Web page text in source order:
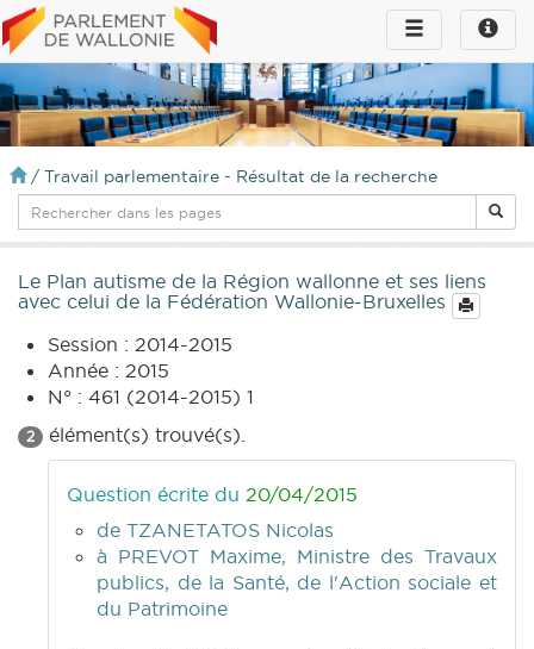
Toggle
infos
Toggle
navigation
/ Travail parlementaire - Résultat de la recherche
Le Plan autisme de la Région wallonne et ses liens
avec celui de la Fédération Wallonie-Bruxelles
Session : 2014-2015
Année : 2015
N° : 461 (2014-2015) 1
2 élément(s) trouvé(s).
Question écrite du 20/04/2015
de TZANETATOS Nicolas
à PREVOT Maxime, Ministre des Travaux
publics, de la Santé, de l'Action sociale et
du Patrimoine